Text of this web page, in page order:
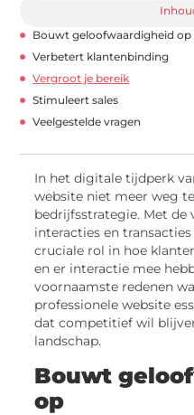
Bouwt geloofwaardigheid op
Verbetert klantenbinding
Vergroot je bereik
Stimuleert sales
Veelgestelde vragen
In het digitale tijdperk
website niet meer weg
bedrijfsstrategie. Met de
interacties en
cruciale rol in hoe
en er interactie mee
voornaamste redenen
professionele website
dat competitief wil
landschap.
Bouwt
op